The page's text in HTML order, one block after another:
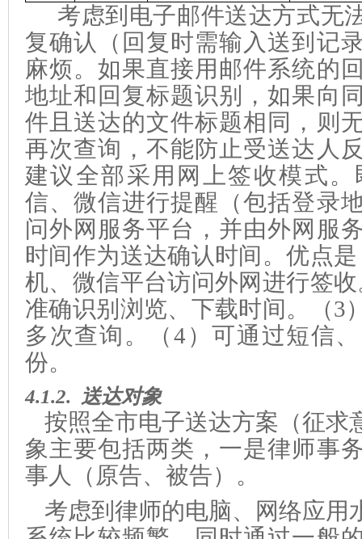
考虑到电子邮件送达方式无
复确认（回复时需输入送到记
麻烦。如果直接用邮件系统的
地址和回复标题识别，如果向
件且送达的文件标题相同，则
再次查询，不能防止受送达人
建议全部采用网上签收模式
信、微信进行提醒（包括登录
问外网服务平台，并由外网服
时间作为送达确认时间。优点
机、微信平台访问外网进行签
准确识别浏览、下载时间。（3
多次查询。（4）可通过短信
份。
4.1.2. 送达对象
按照全市电子送达方案（征求
象主要包括两类，一是律师事
事人（原告、被告）。
考虑到律师的电脑、网络应用